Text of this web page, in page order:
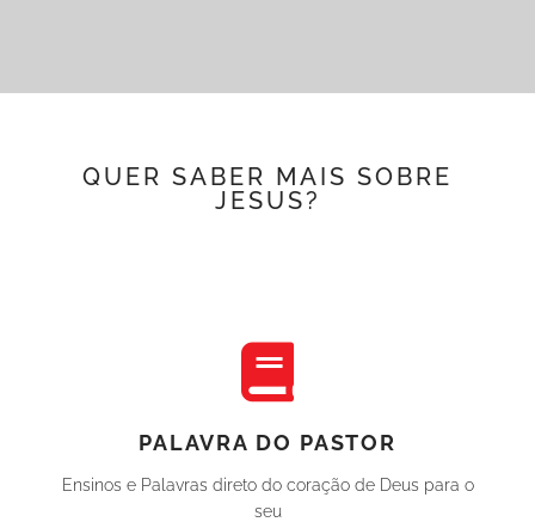
QUER SABER MAIS SOBRE
JESUS?
PALAVRA DO PASTOR
Ensinos e Palavras direto do coração de Deus para o
seu